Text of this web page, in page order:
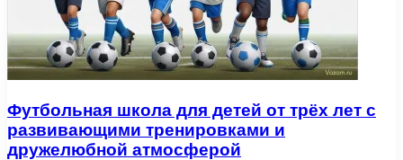
Футбольная школа для детей от трёх лет с
развивающими тренировками и
дружелюбной атмосферой